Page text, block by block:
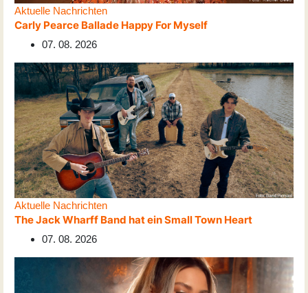
Aktuelle Nachrichten
Carly Pearce Ballade Happy For Myself
07. 08. 2026
Aktuelle Nachrichten
The Jack Wharff Band hat ein Small Town Heart
07. 08. 2026